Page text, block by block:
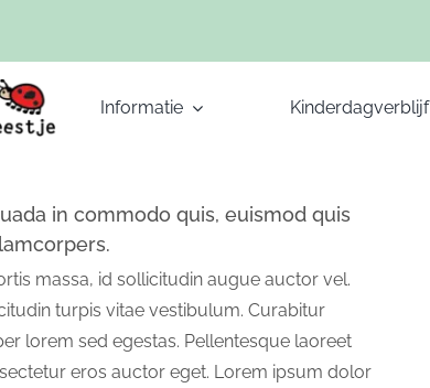
Informatie Kinderdagverblijf
in commodo quis, euismod quis
massa, id sollicitudin augue auctor vel.
turpis vitae vestibulum. Curabitur
lorem sed egestas. Pellentesque laoreet
eros auctor eget. Lorem ipsum dolor